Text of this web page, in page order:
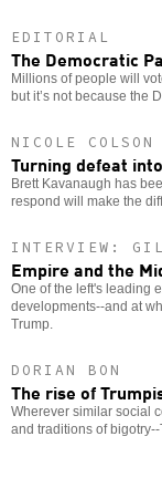
EDITORIAL
The Democratic
Millions of people will
but it’s not because the
NICOLE COLSON
Turning defeat
Brett Kavanaugh has
respond will make the
INTERVIEW:
Empire and the
One of the left's leading
developments--and at
Trump.
DORIAN BON
The rise of
Wherever similar social
and traditions of